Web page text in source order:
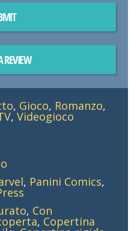
REVIEW
, Gioco, Romanzo,
,Videogioco
, Panini Comics,
, Con
, Copertina